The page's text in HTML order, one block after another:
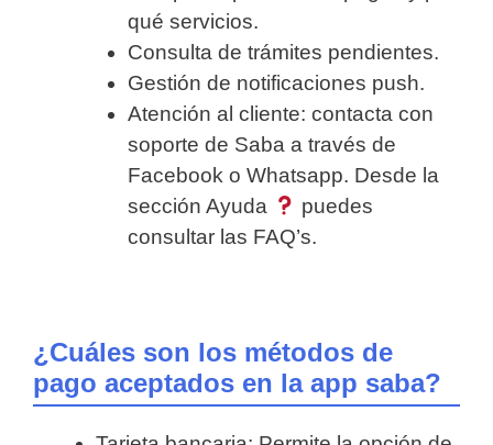
qué servicios.
Consulta de trámites pendientes.
Gestión de notificaciones push.
Atención al cliente: contacta con
soporte de Saba a través de
Facebook o Whatsapp. Desde la
sección Ayuda
puedes
consultar las FAQ’s.
¿Cuáles son los métodos de
pago aceptados en la app saba?